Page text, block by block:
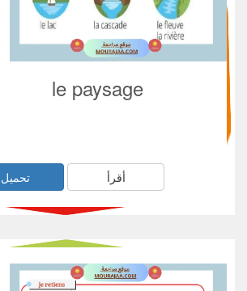
le paysage
أقرأ تحميل